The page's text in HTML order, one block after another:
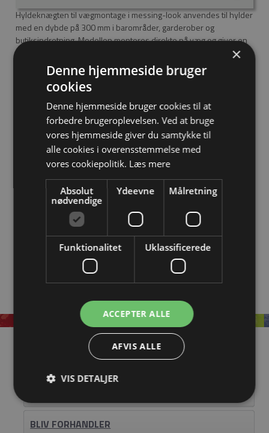
Hyldeknægten til vægmontage i messing-look anvendes til hylder
med en dybde på 300 mm i barområder, garderober og
butiksindretning. Modellen monteres direkte på væg og giver en
stabil støtte af hyldepladen. Hyldeknægten kan anvendes til både
træ-, glas- og kompositelementer og matcher øvrige rør og
fittings i samme messing-look for et ensartet udtryk.
Denne hyldeknægt findes i følgende varianter:
Overflade Længde
Montering
Hyldeknægt til væg
Messing 300 mm
Hyldeknægt til væg
Antracit 200 mm På væg
Tegning med mål
OM EASYSTEEL
BLIV FORHANDLER
×
Denne hjemmeside bruger
cookies
Denne hjemmeside bruger cookies til at
forbedre brugeroplevelsen. Ved at bruge
vores hjemmeside giver du samtykke til
alle cookies i overensstemmelse med
vores cookiepolitik. Læs mere
Absolut
nødvendige
Ydeevne Målretning
Funktionalitet Uklassificerede
ACCEPTER ALLE
AFVIS ALLE
VIS DETALJER